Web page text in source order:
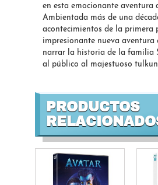
en esta emocionante aventura
Ambientada más de una
acontecimientos de la primera
impresionante nueva aventura
narrar la historia de la familia
al público al majestuoso
PRODUCTOS